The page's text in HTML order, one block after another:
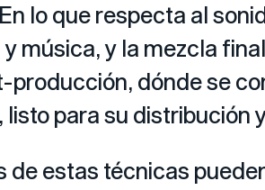
lo que respecta al
música, y la mezcla
dónde se
para su distribución
estas técnicas